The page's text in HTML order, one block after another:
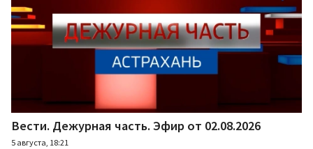
Вести. Дежурная часть. Эфир от 02.08.2026
5 августа, 18:21